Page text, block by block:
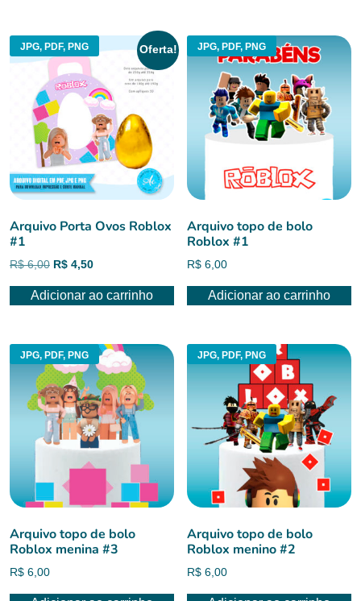
JPG, PDF, PNG Oferta!
Arquivo Porta Ovos Roblox
#1
R$6,00 O
original
R$ 4,50O
atual
Adicionar ao carrinho
JPG, PDF, PNG
Arquivo topo de bolo
Roblox #1
R$ 6,00
Adicionar ao carrinho
JPG, PDF, PNG
Arquivo topo de bolo
Roblox menina #3
R$ 6,00
JPG, PDF, PNG
Arquivo topo de bolo
Roblox menino #2
R$ 6,00